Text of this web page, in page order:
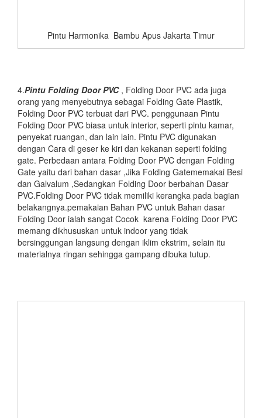
Pintu Harmonika Bambu Apus Jakarta Timur
4.Pintu Folding Door PVC, Folding Door PVC ada juga
orang yang menyebutnya sebagai Folding Gate Plastik,
Folding Door PVC terbuat dari PVC. penggunaan Pintu
Folding Door PVC biasa untuk interior, seperti pintu kamar,
penyekat ruangan, dan lain lain. Pintu PVC digunakan
dengan Cara di geser ke kiri dan kekanan seperti folding
gate. Perbedaan antara Folding Door PVC dengan Folding
Gate yaitu dari bahan dasar ,Jika Folding Gatememakai Besi
dan Galvalum ,Sedangkan Folding Door berbahan Dasar
PVC.Folding Door PVC tidak memiliki kerangka pada bagian
belakangnya.pemakaian Bahan PVC untuk Bahan dasar
Folding Door ialah sangat Cocok karena Folding Door PVC
memang dikhususkan untuk indoor yang tidak
bersinggungan langsung dengan iklim ekstrim, selain itu
materialnya ringan sehingga gampang dibuka tutup.